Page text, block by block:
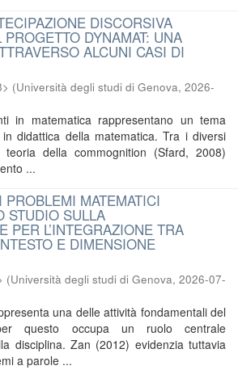
DISCORSIVA
PROGETTO DYNAMAT: UNA
ALCUNI CASI DI
(Università degli studi di Genova, 2026-
in matematica rappresentano un tema
didattica della matematica. Tra i diversi
della commognition (Sfard, 2008)
...
MATEMATICI
STUDIO SULLA
PER L’INTEGRAZIONE TRA
E DIMENSIONE
(Università degli studi di Genova, 2026-07-
una delle attività fondamentali del
questo occupa un ruolo centrale
disciplina. Zan (2012) evidenzia tuttavia
a parole ...